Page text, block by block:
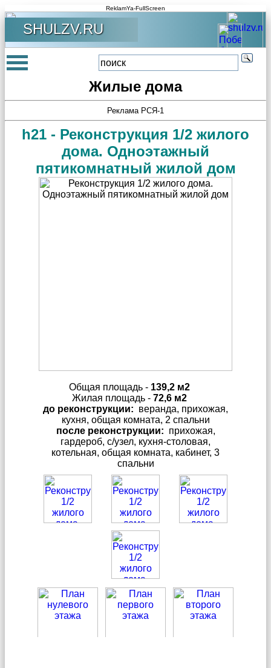
ReklamYa-FullScreen
SHULZV.RU
Жилые дома
Реклама РСЯ-1
h21 - Реконструкция 1/2 жилого
дома. Одноэтажный
пятикомнатный жилой дом
Общая площадь - 139,2 м2
Жилая площадь - 72,6 м2
до реконструкции: веранда, прихожая,
кухня, общая комната, 2 спальни
после реконструкции: прихожая,
гардероб, с/узел, кухня-столовая,
котельная, общая комната, кабинет, 3
спальни